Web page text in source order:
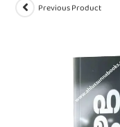
Previous Product